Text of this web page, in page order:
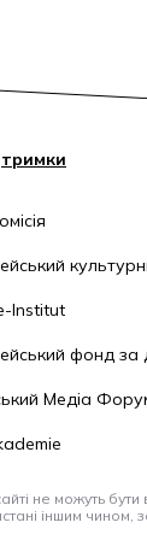
Institut
фонд за
Медіа
не можуть бути
іншим чином,